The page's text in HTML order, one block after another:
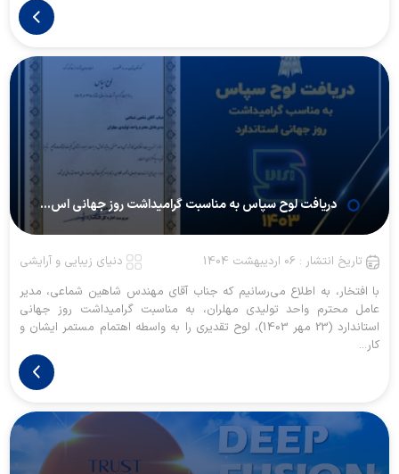
دریافت لوح سپاس به مناسبت گرامیداشت روز جهانی اس...
تاریخ انتشار : 06 اردیبهشت 1404
دنیای زیبایی و آرایشی
با افتخار، به اطلاع می‌رسانیم که جناب آقای مهندس شاهین شماعی، مدیر
عامل محترم واحد تولیدی مهلران، به مناسبت گرامیداشت روز جهانی
استاندارد (23 مهر 1403)، لوح تقدیری را به واسطه اهتمام مستمر ایشان و
کار...